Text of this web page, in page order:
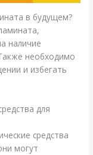
в будущем?
наличие
необходимо
и избегать
для
средства
могут